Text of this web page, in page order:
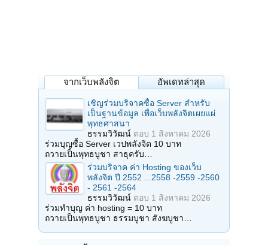
จากเว็บพลังจิต อัพเดทล่าสุด
เชิญร่วมบริจาคซื้อ Server สำหรับ
เป็นฐานข้อมูล เพื่อเว็บพลังจิตเผยแผ่
พุทธศาสนา
ธรรมวิวัฒน์ ตอบ 1 สิงหาคม 2026
ร่วมบุญซื้อ Server เวปพลังจิต 10 บาท
ถวายเป็นพุทธบูชา สาธุครับ…
ร่วมบริจาค ค่า Hosting ของเว็บ
พลังจิต ปี 2552 ...2558 -2559 -2560
- 2561 -2564
ธรรมวิวัฒน์ ตอบ 1 สิงหาคม 2026
ร่วมทำบุญ ค่า hosting = 10 บาท
ถวายเป็นพุทธบูชา ธรรมบูชา สังฆบูชา…